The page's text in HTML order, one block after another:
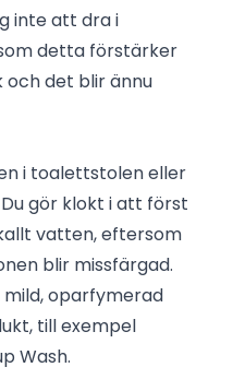
inte att dra i
detta förstärker
det blir ännu
i toalettstolen eller
gör klokt i att först
vatten, eftersom
blir missfärgad.
mild, oparfymerad
till exempel
Wash.